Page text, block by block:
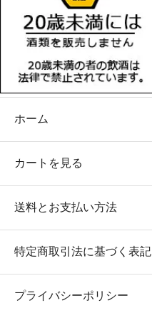
ホーム
カートを見る
送料とお支払い方法
特定商取引法に基づく表記
プライバシーポリシー